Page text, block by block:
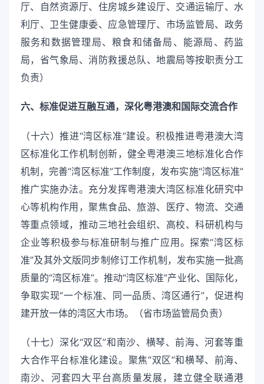
厅、自然资源厅、住房城乡建设厅、交通运输厅、水
利厅、卫生健康委、应急管理厅、市场监管局、政务
服务和数据管理局、粮食和储备局、能源局、药监
局，省气象局、消防救援总队、地震局等按职责分工
负责）
六、标准促进互融互通，深化粤港澳和国际交流合作
（十六）推进“湾区标准”建设。积极推进粤港澳大湾
区标准化工作机制创新，健全粤港澳三地标准化合作
机制，完善“湾区标准”工作制度，发布实施“湾区标准”
推广实施办法。充分发挥粤港澳大湾区标准化研究中
心等机构作用，聚焦食品、旅游、医疗、物流、交通
等重点领域，推动三地社会组织、高校、科研机构与
企业等积极参与标准研制与推广应用。探索“湾区标
准”及其外文版同步制修订工作机制，发布实施一批高
质量的“湾区标准”。推动“湾区标准”产业化、国际化，
争取实现“一个标准、同一品质、湾区通行”，促进构
建开放一体的湾区大市场。（省市场监管局负责）
（十七）深化“双区”和南沙、横琴、前海、河套等重
大合作平台标准化建设。聚焦“双区”和横琴、前海、
南沙、河套四大平台高质量发展，建立健全联通港